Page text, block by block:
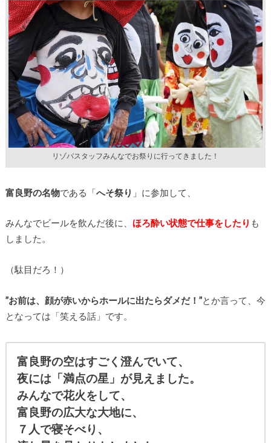
リゾバスタッフみんなでお祭りに行ってきました！
富良野の名物である「へそ祭り 」に参加して、
みんなでビールを飲んだ後に、 ほろ酔い状態で仕事をしたり も
しました。
（駄目だろ！）
”お前は、顔が赤いからホールに出たらダメだ！”とか言って、今
となっては「笑える話」です。
富良野の空はすごく澄んでいて、
夜には「満点の星」が見えました。
みんなで花火をして、
富良野の広大な大地に、
７人で寝そべり、